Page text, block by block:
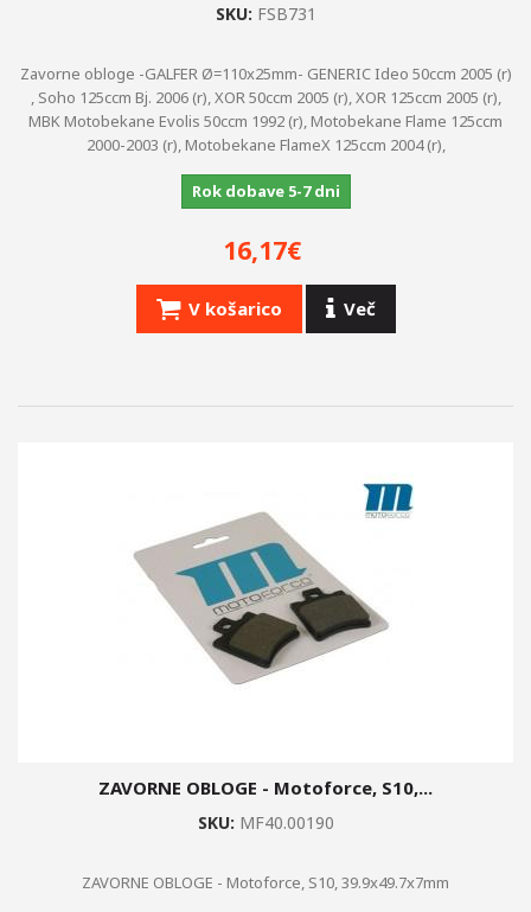
SKU: FSB731
Zavorne obloge -GALFER Ø=110x25mm- GENERIC Ideo 50ccm 2005 (r)
, Soho 125ccm Bj. 2006 (r), XOR 50ccm 2005 (r), XOR 125ccm 2005 (r),
MBK Motobekane Evolis 50ccm 1992 (r), Motobekane Flame 125ccm
2000-2003 (r), Motobekane FlameX 125ccm 2004 (r),
Rok dobave 5-7 dni
16,17€
V košarico Več
ZAVORNE OBLOGE - Motoforce, S10,...
SKU: MF40.00190
ZAVORNE OBLOGE - Motoforce, S10, 39.9x49.7x7mm